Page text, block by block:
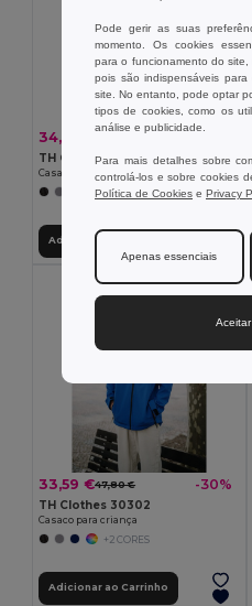
34,69 €
TH Clothes 30181
Casaco softshell cintado para senhora
+6 CORES
Adicionar ao Carrinho
33,59 €47,80 € -30%
TH Clothes 30302
Casaco para criança
+2 CORES
Adicionar ao Carrinho
Pode gerir as suas
momento. Os cookies
para o funcionamento do site,
pois são indispensáveis
site. No entanto, pode optar
tipos de cookies, como os
análise e publicidade.
Para mais detalhes sobre
controlá-los e sobre cookies
Política de Cookies e Privacy
Apenas essenciais